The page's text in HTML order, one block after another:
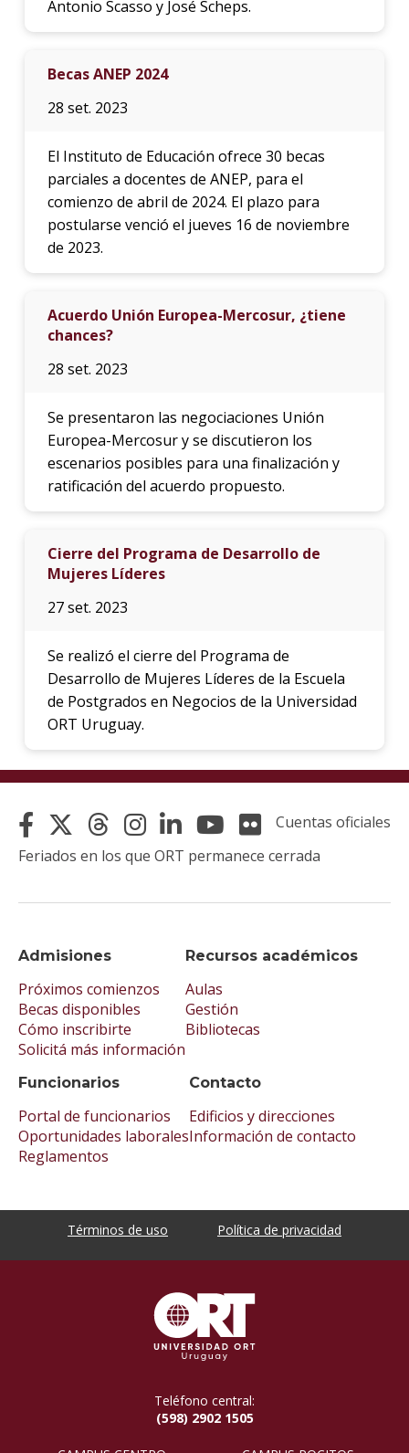
Antonio Scasso y José Scheps.
Becas ANEP 2024
28 set. 2023
El Instituto de Educación ofrece 30 becas
parciales a docentes de ANEP, para el
comienzo de abril de 2024. El plazo para
postularse venció el jueves 16 de noviembre
de 2023.
Acuerdo Unión Europea-Mercosur, ¿tiene
chances?
28 set. 2023
Se presentaron las negociaciones Unión
Europea-Mercosur y se discutieron los
escenarios posibles para una finalización y
ratificación del acuerdo propuesto.
Cierre del Programa de Desarrollo de
Mujeres Líderes
27 set. 2023
Se realizó el cierre del Programa de
Desarrollo de Mujeres Líderes de la Escuela
de Postgrados en Negocios de la Universidad
ORT Uruguay.
Admisiones
Próximos comienzos
Becas disponibles
Cómo inscribirte
Solicitá más información
Recursos académicos
Aulas
Gestión
Bibliotecas
Funcionarios
Portal de funcionarios
Oportunidades laborales
Reglamentos
Contacto
Edificios y direcciones
Información de contacto
Cuentas oficiales
Feriados en los que ORT permanece cerrada
Términos de uso Política de privacidad
Teléfono central:
(598) 2902 1505